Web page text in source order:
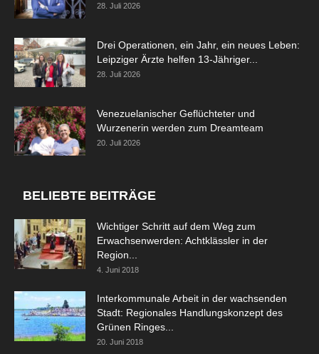
28. Juli 2026
Drei Operationen, ein Jahr, ein neues Leben:
Leipziger Ärzte helfen 13-Jähriger...
28. Juli 2026
Venezuelanischer Geflüchteter und
Wurzenerin werden zum Dreamteam
20. Juli 2026
BELIEBTE BEITRÄGE
Wichtiger Schritt auf dem Weg zum
Erwachsenwerden: Achtklässler in der
Region...
4. Juni 2018
Interkommunale Arbeit in der wachsenden
Stadt: Regionales Handlungskonzept des
Grünen Ringes...
20. Juni 2018